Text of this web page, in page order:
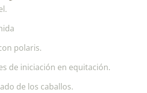
polaris.
de iniciación en equitación.
de los caballos.